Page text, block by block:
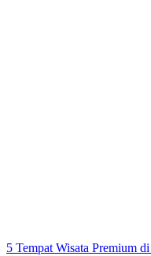
5 Tempat Wisata Premium